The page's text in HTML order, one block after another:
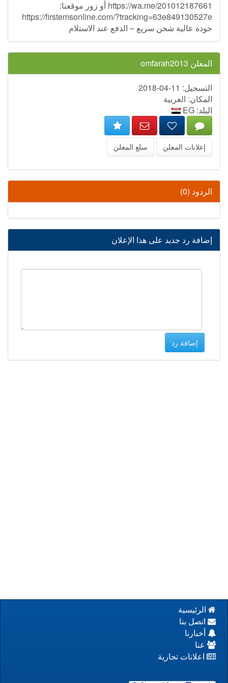
https://wa.me/201012187661 أو زور موقعنا:
https://firstemsonline.com/?tracking=63e849130527e
جودة عالية شحن سريع – الدفع عند الاستلام
المعلن omfarah2013
التسجيل: 11-04-2018
المكان: الغربية
البلد: EG
إعلانات المعلن سلع المعلن
الردود (0)
إضافة رد جديد على هذا الإعلان
إضافة رد
الرئيسية
اتصل بنا
أخبارنا
عنا
اعلانات تجارية